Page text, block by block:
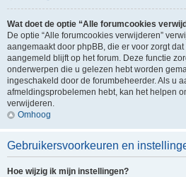
Wat doet de optie “Alle forumcookies
De optie “Alle forumcookies verwijderen”
aangemaakt door phpBB, die er voor zorgt
aangemeld blijft op het forum. Deze functie
onderwerpen die u gelezen hebt worden
ingeschakeld door de forumbeheerder. Als u
afmeldingsprobelemen hebt, kan het helpen
verwijderen.
Omhoog
Gebruikersvoorkeuren en
Hoe wijzig ik mijn instellingen?